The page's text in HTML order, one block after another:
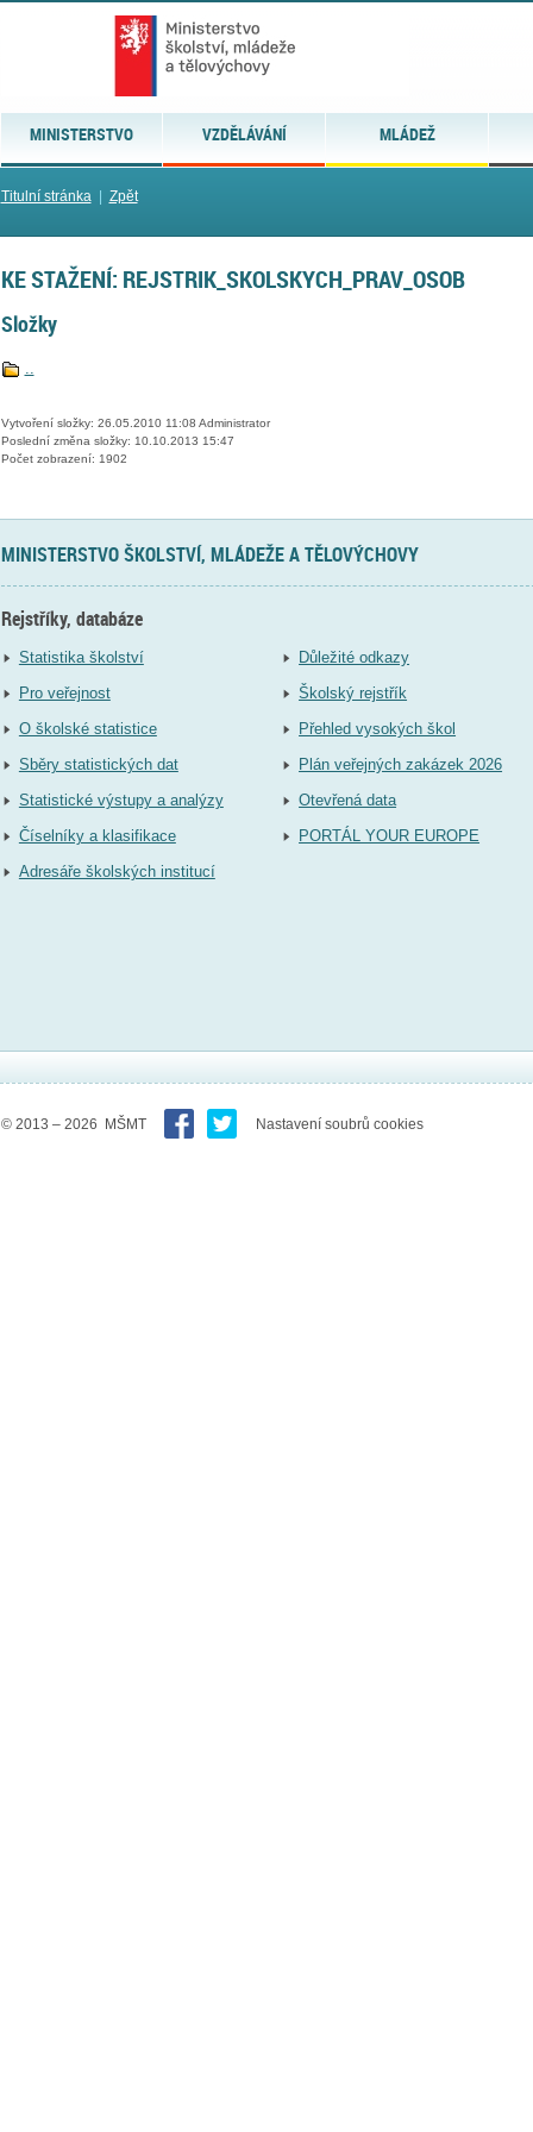
MINISTERSTVO VZDĚLÁVÁNÍ MLÁDEŽ
Titulní stránka| Zpět
KE STAŽENÍ: REJSTRIK_SKOLSKYCH_PRAV_OSOB
Složky
..
Vytvoření složky: 26.05.2010 11:08 Administrator
Poslední změna složky: 10.10.2013 15:47
Počet zobrazení: 1902
MINISTERSTVO ŠKOLSTVÍ, MLÁDEŽE A TĚLOVÝCHOVY
Rejstříky, databáze
Statistika školství
Pro veřejnost
O školské statistice
Sběry statistických dat
Statistické výstupy a analýzy
Číselníky a klasifikace
Adresáře školských institucí
Důležité odkazy
Školský rejstřík
Přehled vysokých škol
Plán veřejných zakázek 2026
Otevřená data
PORTÁL YOUR EUROPE
© 2013 – 2026 MŠMT Nastavení soubrů cookies